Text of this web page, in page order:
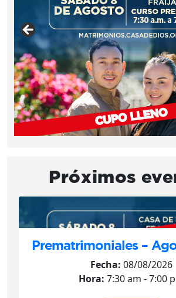
Próximos
Prematrimoniales –
Fecha: 08/08/2026
Hora: 7:30 am - 7:00